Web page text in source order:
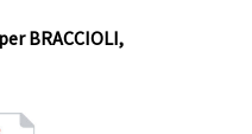
BRACCIOLI,